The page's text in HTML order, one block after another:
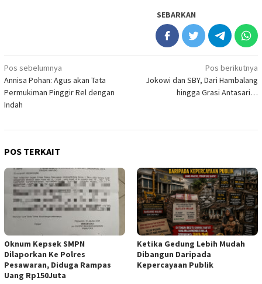
SEBARKAN
Navigasi
pos
Pos sebelumnya
Annisa Pohan: Agus akan Tata
Permukiman Pinggir Rel dengan
Indah
Pos berikutnya
Jokowi dan SBY, Dari Hambalang
hingga Grasi Antasari…
POS TERKAIT
Oknum Kepsek SMPN
Dilaporkan Ke Polres
Pesawaran, Diduga Rampas
Uang Rp150Juta
Ketika Gedung Lebih Mudah
Dibangun Daripada
Kepercayaan Publik